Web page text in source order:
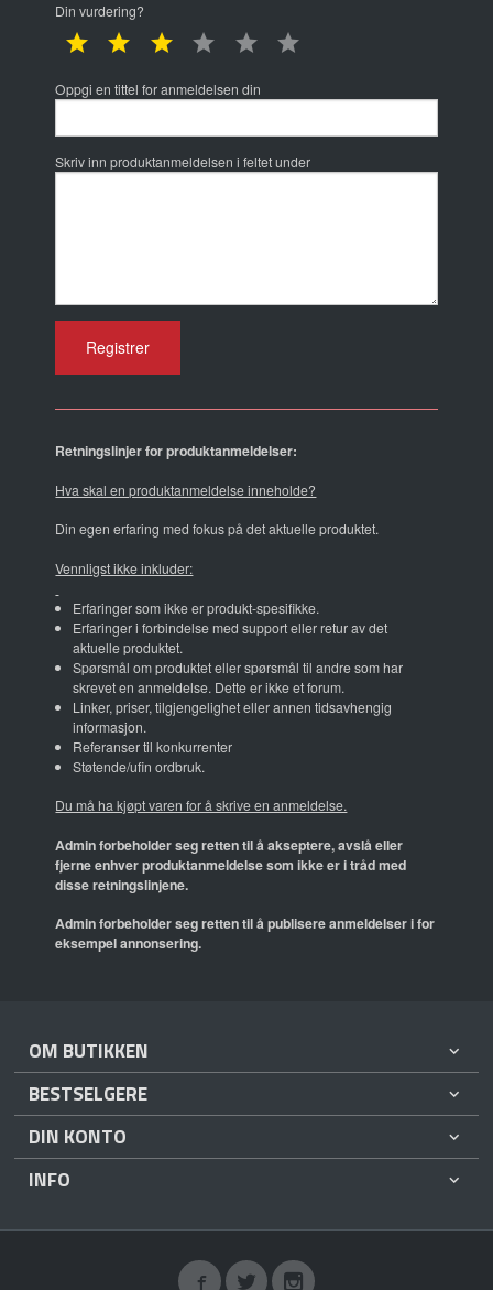
Din vurdering?
1 star 2 star 3 star 4 star 5 star
Oppgi en tittel for anmeldelsen din
Skriv inn produktanmeldelsen i feltet under
Retningslinjer for produktanmeldelser:
Hva skal en produktanmeldelse inneholde?
Din egen erfaring med fokus på det aktuelle produktet.
Vennligst ikke inkluder:
Erfaringer som ikke er produkt-spesifikke.
Erfaringer i forbindelse med support eller retur av det
aktuelle produktet.
Spørsmål om produktet eller spørsmål til andre som har
skrevet en anmeldelse. Dette er ikke et forum.
Linker, priser, tilgjengelighet eller annen tidsavhengig
informasjon.
Referanser til konkurrenter
Støtende/ufin ordbruk.
Du må ha kjøpt varen for å skrive en anmeldelse.
Admin forbeholder seg retten til å akseptere, avslå eller
fjerne enhver produktanmeldelse som ikke er i tråd med
disse retningslinjene.
Admin forbeholder seg retten til å publisere anmeldelser i for
eksempel annonsering.
OM BUTIKKEN
BESTSELGERE
DIN KONTO
INFO